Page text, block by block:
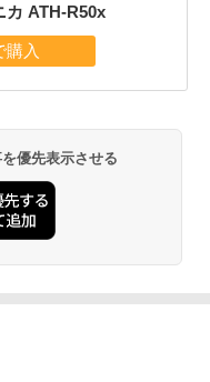
カ ATH-R50x
優先表示させる